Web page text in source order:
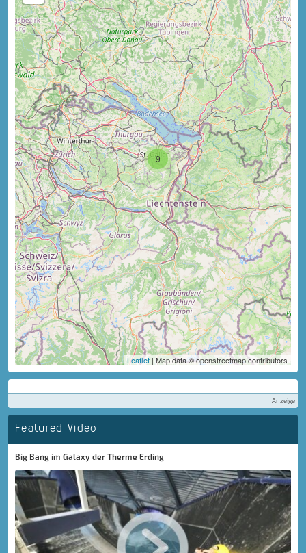
9
Leaflet | Map data © openstreetmap contributors
Anzeige
Featured Video
Big Bang im Galaxy der Therme Erding